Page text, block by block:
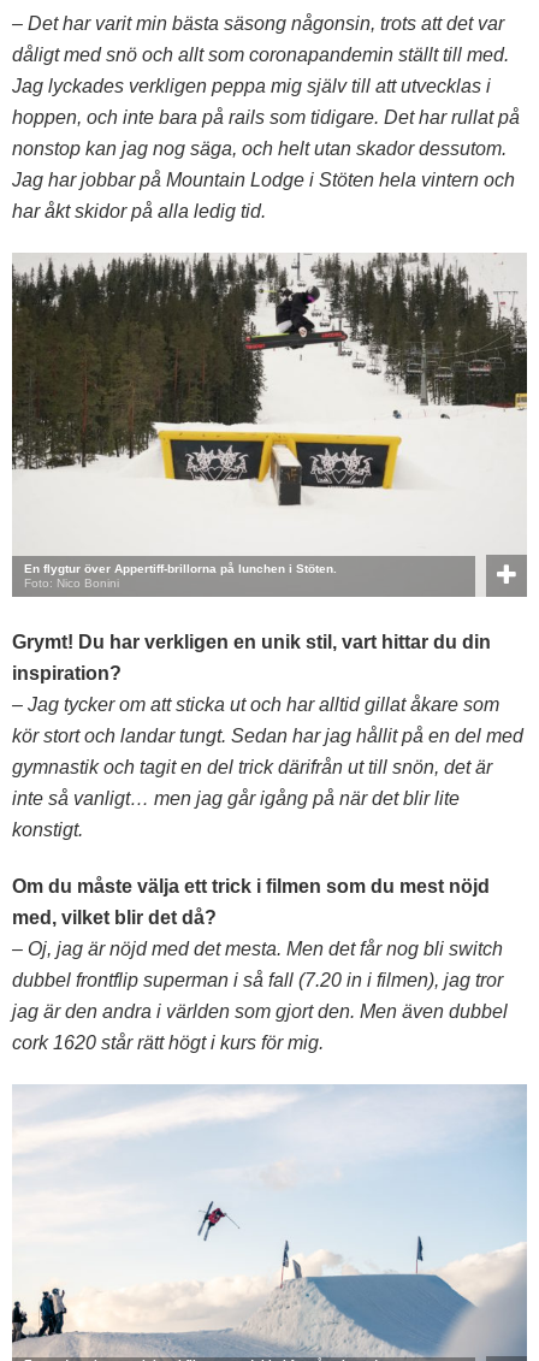
– Det har varit min bästa säsong någonsin, trots att det var
dåligt med snö och allt som coronapandemin ställt till med.
Jag lyckades verkligen peppa mig själv till att utvecklas i
hoppen, och inte bara på rails som tidigare. Det har rullat på
nonstop kan jag nog säga, och helt utan skador dessutom.
Jag har jobbar på Mountain Lodge i Stöten hela vintern och
har åkt skidor på alla ledig tid.
En flygtur över Appertiff-brillorna på lunchen i Stöten.
Foto: Nico Bonini
Grymt! Du har verkligen en unik stil, vart hittar du din
inspiration?
– Jag tycker om att sticka ut och har alltid gillat åkare som
kör stort och landar tungt. Sedan har jag hållit på en del med
gymnastik och tagit en del trick därifrån ut till snön, det är
inte så vanligt… men jag går igång på när det blir lite
konstigt.
Om du måste välja ett trick i filmen som du mest nöjd
med, vilket blir det då?
– Oj, jag är nöjd med det mesta. Men det får nog bli switch
dubbel frontflip superman i så fall (7.20 in i filmen), jag tror
jag är den andra i världen som gjort den. Men även dubbel
cork 1620 står rätt högt i kurs för mig.